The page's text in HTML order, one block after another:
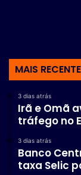
MAIS
3 dias atrás
Irã e Omã
tráfego no
3 dias atrás
Banco
taxa Selic